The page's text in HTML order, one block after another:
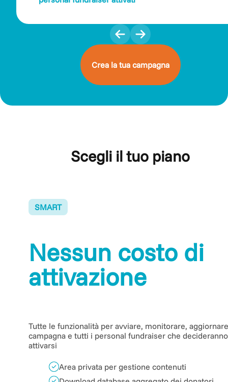
Crea la tua campagna
Scegli il tuo piano
SMART
Nessun costo di
attivazione
Tutte le funzionalità per avviare, monitorare,
campagna e tutti i personal fundraiser che
attivarsi
Area privata per gestione contenuti